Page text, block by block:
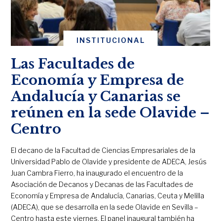
INSTITUCIONAL
Las Facultades de
Economía y Empresa de
Andalucía y Canarias se
reúnen en la sede Olavide –
Centro
El decano de la Facultad de Ciencias Empresariales de la
Universidad Pablo de Olavide y presidente de ADECA, Jesús
Juan Cambra Fierro, ha inaugurado el encuentro de la
Asociación de Decanos y Decanas de las Facultades de
Economía y Empresa de Andalucía, Canarias, Ceuta y Melilla
(ADECA), que se desarrolla en la sede Olavide en Sevilla –
Centro hasta este viernes. El panel inaugural también ha